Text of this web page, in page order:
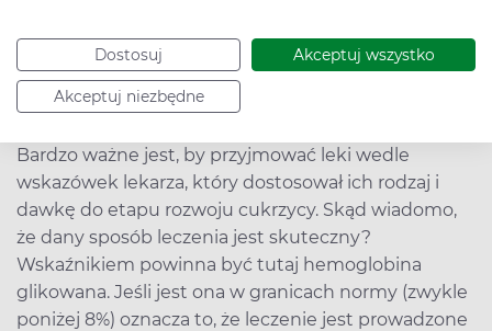
Dostosuj Akceptuj wszystko
Akceptuj niezbędne
w cukrzycy typu 1, ale także w cukrzycy typu 2, choć
najczęściej dopiero po wielu latach leczenia lekami
doustnymi.
Bardzo ważne jest, by przyjmować leki wedle
wskazówek lekarza, który dostosował ich rodzaj i
dawkę do etapu rozwoju cukrzycy. Skąd wiadomo,
że dany sposób leczenia jest skuteczny?
Wskaźnikiem powinna być tutaj hemoglobina
glikowana. Jeśli jest ona w granicach normy (zwykle
poniżej 8%) oznacza to, że leczenie jest prowadzone